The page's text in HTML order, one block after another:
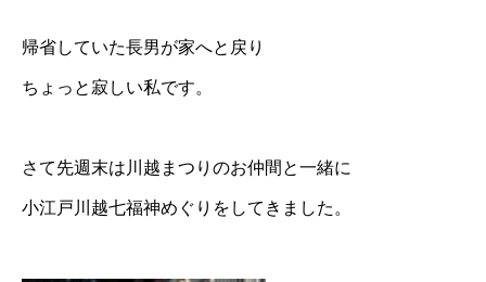
帰省していた長男が家へと戻り
ちょっと寂しい私です。
さて先週末は川越まつりのお仲間と一緒に
小江戸川越七福神めぐりをしてきました。